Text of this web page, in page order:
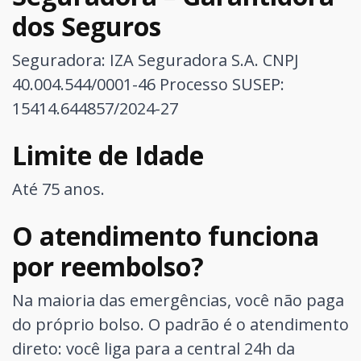
dos Seguros
Seguradora: IZA Seguradora S.A. CNPJ
40.004.544/0001-46 Processo SUSEP:
15414.644857/2024-27
Limite de Idade
Até 75 anos.
O atendimento funciona
por reembolso?
Na maioria das emergências, você não paga
do próprio bolso. O padrão é o atendimento
direto: você liga para a central 24h da